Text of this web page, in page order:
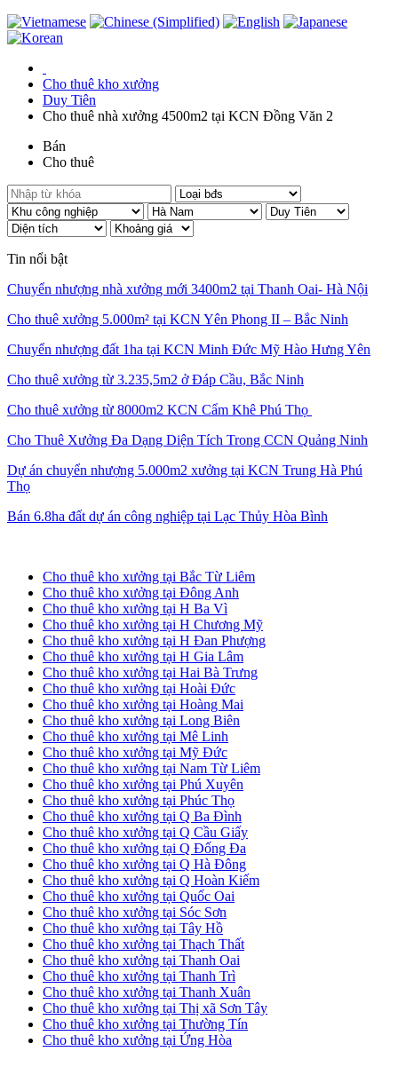
Cho thuê kho xưởng
Duy Tiên
Cho thuê nhà xưởng 4500m2 tại KCN Đồng Văn 2
Bán
Cho thuê
Tin nổi bật
Chuyển nhượng nhà xưởng mới 3400m2 tại Thanh Oai- Hà Nội
Cho thuê xưởng 5.000m² tại KCN Yên Phong II – Bắc Ninh
Chuyển nhượng đất 1ha tại KCN Minh Đức Mỹ Hào Hưng Yên
Cho thuê xưởng từ 3.235,5m2 ở Đáp Cầu, Bắc Ninh
Cho thuê xưởng từ 8000m2 KCN Cẩm Khê Phú Thọ
Cho Thuê Xưởng Đa Dạng Diện Tích Trong CCN Quảng Ninh
Dự án chuyển nhượng 5.000m2 xưởng tại KCN Trung Hà Phú
Thọ
Bán 6.8ha đất dự án công nghiệp tại Lạc Thủy Hòa Bình
Cho thuê kho xưởng tại Bắc Từ Liêm
Cho thuê kho xưởng tại Đông Anh
Cho thuê kho xưởng tại H Ba Vì
Cho thuê kho xưởng tại H Chương Mỹ
Cho thuê kho xưởng tại H Đan Phượng
Cho thuê kho xưởng tại H Gia Lâm
Cho thuê kho xưởng tại Hai Bà Trưng
Cho thuê kho xưởng tại Hoài Đức
Cho thuê kho xưởng tại Hoàng Mai
Cho thuê kho xưởng tại Long Biên
Cho thuê kho xưởng tại Mê Linh
Cho thuê kho xưởng tại Mỹ Đức
Cho thuê kho xưởng tại Nam Từ Liêm
Cho thuê kho xưởng tại Phú Xuyên
Cho thuê kho xưởng tại Phúc Thọ
Cho thuê kho xưởng tại Q Ba Đình
Cho thuê kho xưởng tại Q Cầu Giấy
Cho thuê kho xưởng tại Q Đống Đa
Cho thuê kho xưởng tại Q Hà Đông
Cho thuê kho xưởng tại Q Hoàn Kiếm
Cho thuê kho xưởng tại Quốc Oai
Cho thuê kho xưởng tại Sóc Sơn
Cho thuê kho xưởng tại Tây Hồ
Cho thuê kho xưởng tại Thạch Thất
Cho thuê kho xưởng tại Thanh Oai
Cho thuê kho xưởng tại Thanh Trì
Cho thuê kho xưởng tại Thanh Xuân
Cho thuê kho xưởng tại Thị xã Sơn Tây
Cho thuê kho xưởng tại Thường Tín
Cho thuê kho xưởng tại Ứng Hòa